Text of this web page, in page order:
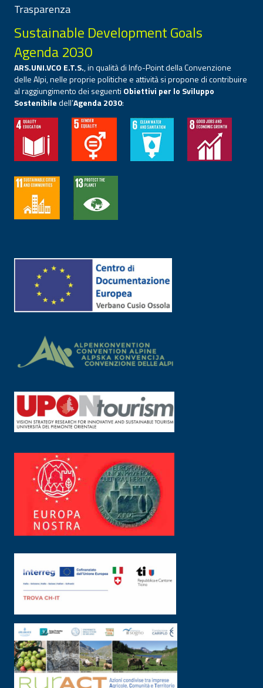
Trasparenza
Sustainable Development Goals
Agenda 2030
ARS.UNI.VCO E.T.S., in qualità di Info-Point della Convenzione
delle Alpi, nelle proprie politiche e attività si propone di contribuire
al raggiungimento dei seguenti Obiettivi per lo Sviluppo
Sostenibiledell’Agenda 2030: